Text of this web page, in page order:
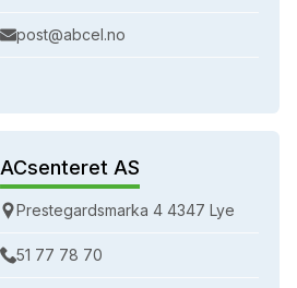
post@abcel.no
ACsenteret AS
Prestegardsmarka 4 4347 Lye
51 77 78 70